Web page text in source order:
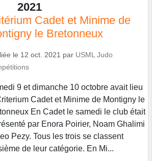
2021
Cadet et Minime de
le Bretonneux
le 12 oct. 2021 par USML Judo
9 et dimanche 10 octobre avait lieu
Cadet et Minime de Montigny le
En Cadet le samedi le club était
par Enora Poirier, Noam Ghalimi
Pezy. Tous les trois se classent
de leur catégorie. En Mi...